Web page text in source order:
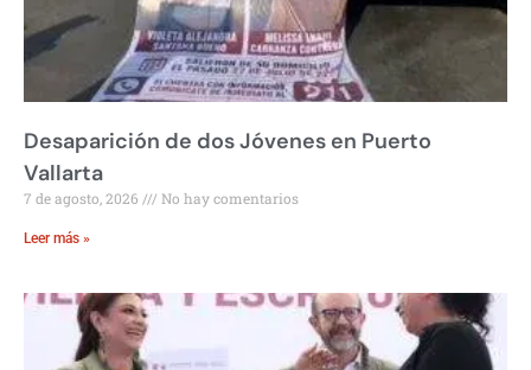
Desaparición de dos Jóvenes en Puerto
Vallarta
7 de agosto, 2026 No hay comentarios
Leer más »